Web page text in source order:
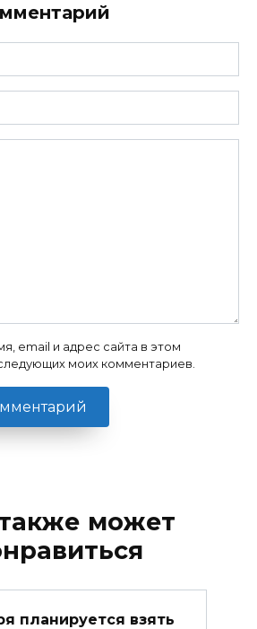
email и адрес сайта в этом
моих комментариев.
может
планируется взять